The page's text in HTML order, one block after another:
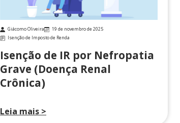
Giácomo Oliveira
19 de novembro de 2025
Isenção de Imposto de Renda
Isenção de IR por Nefropatia
Grave (Doença Renal
Crônica)
Leia mais >